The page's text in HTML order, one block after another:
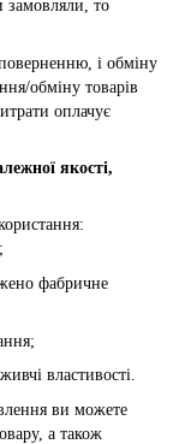
замовляли, то
і обміну
обміну товарів
оплачує
якості,
фабричне
властивості.
ви можете
а також